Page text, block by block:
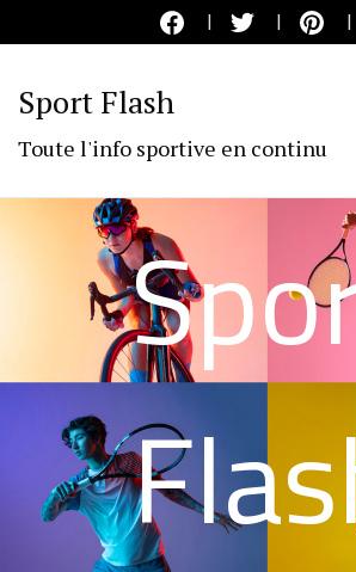
Sport Flash
Toute l'info sportive en continu